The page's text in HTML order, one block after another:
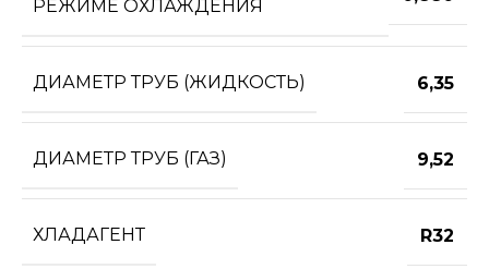
РЕЖИМЕ ОХЛАЖДЕНИЯ
ДИАМЕТР ТРУБ (ЖИДКОСТЬ) 6,35
ДИАМЕТР ТРУБ (ГАЗ) 9,52
ХЛАДАГЕНТ R32